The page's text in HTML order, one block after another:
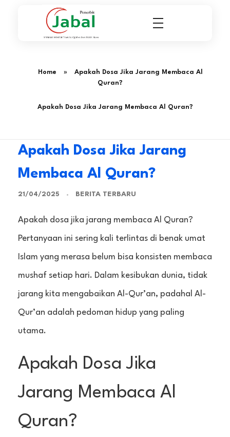
Home »
Apakah Dosa Jika Jarang Membaca Al
Quran?
Apakah Dosa Jika Jarang Membaca Al Quran?
Apakah Dosa Jika Jarang
Membaca Al Quran?
21/04/2025 BERITA TERBARU
Apakah dosa jika jarang membaca Al Quran?
Pertanyaan ini sering kali terlintas di benak umat
Islam yang merasa belum bisa konsisten membaca
mushaf setiap hari. Dalam kesibukan dunia, tidak
jarang kita mengabaikan Al-Qur’an, padahal Al-
Qur’an adalah pedoman hidup yang paling
utama.
Apakah Dosa Jika
Jarang Membaca Al
Quran?